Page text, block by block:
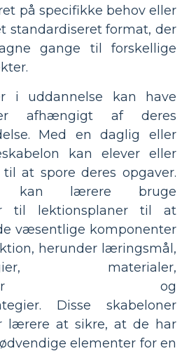
på specifikke behov eller
standardiseret format, der
gange til forskellige
i uddannelse kan have
afhængigt af deres
Med en daglig eller
kan elever eller
at spore deres opgaver.
kan lærere bruge
til lektionsplaner til at
væsentlige komponenter
herunder læringsmål,
materialer,
og
Disse skabeloner
lærere at sikre, at de har
elementer for en